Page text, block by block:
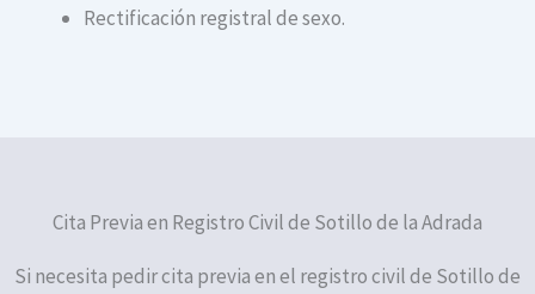
Rectificación registral de sexo.
Cita Previa en Registro Civil de Sotillo de la Adrada
Si necesita pedir cita previa en el registro civil de Sotillo de